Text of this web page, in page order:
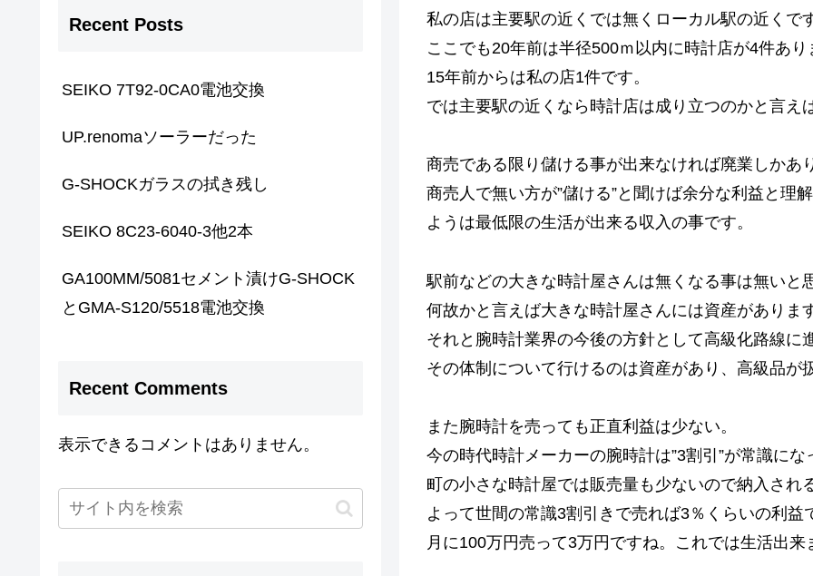
私の店は主要駅の近くでは無くローカル駅の近くで
ここでも20年前は半径500ｍ以内に時計店が4件あり
15年前からは私の店1件です。
では主要駅の近くなら時計店は成り立つのかと言え
商売である限り儲ける事が出来なければ廃業しかあ
商売人で無い方が”儲ける”と聞けば余分な利益と理
ようは最低限の生活が出来る収入の事です。
駅前などの大きな時計屋さんは無くなる事は無いと
何故かと言えば大きな時計屋さんには資産がありま
それと腕時計業界の今後の方針として高級化路線に
その体制について行けるのは資産があり、高級品が
また腕時計を売っても正直利益は少ない。
今の時代時計メーカーの腕時計は”3割引”が常識にな
町の小さな時計屋では販売量も少ないので納入され
よって世間の常識3割引きで売れば3％くらいの利益
月に100万円売って3万円ですね。これでは生活出来
Recent Posts
SEIKO 7T92-0CA0電池交換
UP.renomaソーラーだった
G-SHOCKガラスの拭き残し
SEIKO 8C23-6040-3他2本
GA100MM/5081セメント漬けG-SHOCK
とGMA-S120/5518電池交換
Recent Comments
表示できるコメントはありません。